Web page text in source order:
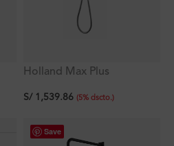
Holland Max Plus
con Ducha de Mano
S/1,539.86 (5% dscto.)
Save